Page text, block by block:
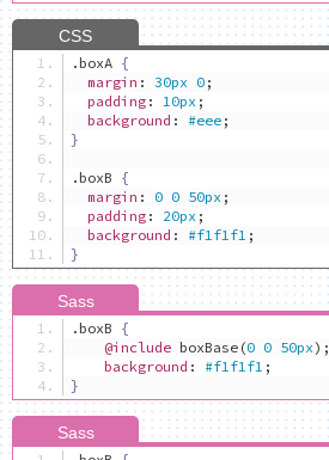
. boxA {
margin : 30px 0 ;
padding : 10px ;
background : #eee ;
}
. boxB {
margin : 0 0 50px ;
padding : 20px ;
background : #f1f1f1 ;
}
. boxB {
@include boxBase (0 0 50px);
background : #f1f1f1 ;
}